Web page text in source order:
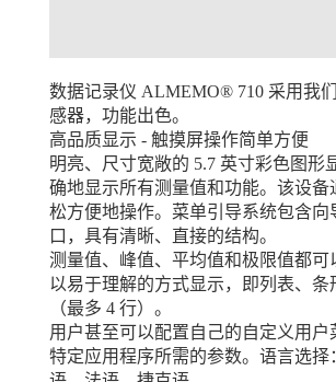
数据记录仪 ALMEMO® 710 采用我
感器，功能出色。
高品质显示 - 触摸屏操作简单方便
明亮、尺寸宽敞的 5.7 英寸彩色图形
确地显示所有测量值和功能。该设备
松方便地操作。菜单引导系统包含向
口，具有清晰、直接的结构。
测量值、峰值、平均值和极限值都可
以易于理解的方式显示，即列表、条
（最多 4 行）。
用户甚至可以配置自己的自定义用户
特定应用程序所需的参数。语言选择